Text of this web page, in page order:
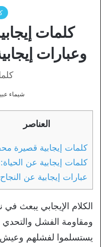
كلمات
وعبارات
شيماء
العناصر
كلمات إيجابية قصيرة
كلمات إيجابية عن الحياة:
عبارات إيجابية عن
الكلام الإيجابي يبعث
ومقاومة الفشل
يستسلموا لفشلهم وعيش